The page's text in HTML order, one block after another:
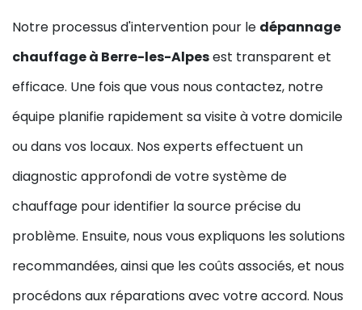
Notre processus d'intervention pour le dépannage
chauffage à Berre-les-Alpesest transparent et
efficace. Une fois que vous nous contactez, notre
équipe planifie rapidement sa visite à votre domicile
ou dans vos locaux. Nos experts effectuent un
diagnostic approfondi de votre système de
chauffage pour identifier la source précise du
problème. Ensuite, nous vous expliquons les solutions
recommandées, ainsi que les coûts associés, et nous
procédons aux réparations avec votre accord. Nous